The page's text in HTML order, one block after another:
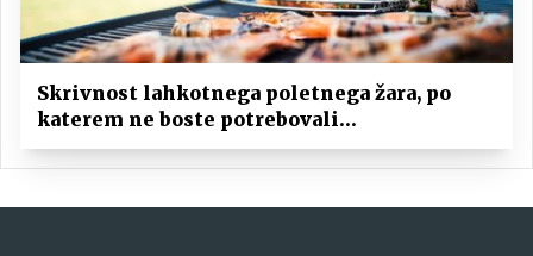
Skrivnost lahkotnega poletnega žara, po
katerem ne boste potrebovali
popoldanskega spanca